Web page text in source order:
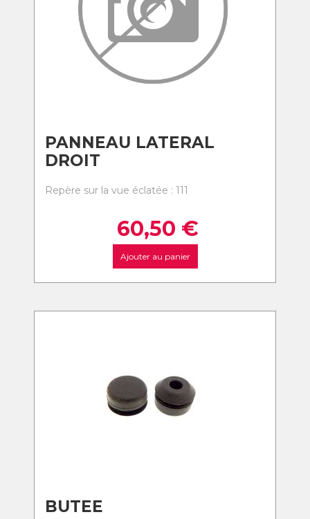
PANNEAU LATERAL
DROIT
Repère sur la vue éclatée : 111
60,50 €
Ajouter au panier
BUTEE